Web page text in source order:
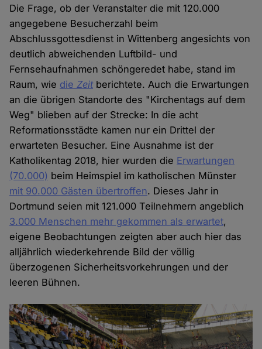
Die Frage, ob der Veranstalter die mit 120.000
angegebene Besucherzahl beim
Abschlussgottesdienst in Wittenberg angesichts von
deutlich abweichenden Luftbild- und
Fernsehaufnahmen schöngeredet habe, stand im
Raum, wie dieZeitberichtete. Auch die Erwartungen
an die übrigen Standorte des "Kirchentags auf dem
Weg" blieben auf der Strecke: In die acht
Reformationsstädte kamen nur ein Drittel der
erwarteten Besucher. Eine Ausnahme ist der
Katholikentag 2018, hier wurden die Erwartungen
(70.000) beim Heimspiel im katholischen Münster
mit 90.000 Gästen übertroffen. Dieses Jahr in
Dortmund seien mit 121.000 Teilnehmern angeblich
3.000 Menschen mehr gekommen als erwartet,
eigene Beobachtungen zeigten aber auch hier das
alljährlich wiederkehrende Bild der völlig
überzogenen Sicherheitsvorkehrungen und der
leeren Bühnen.